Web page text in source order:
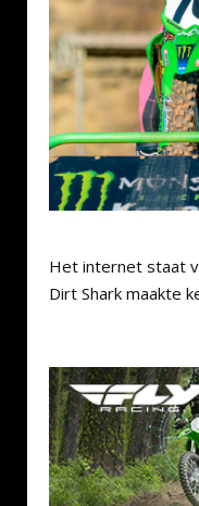
Het internet staat
Dirt Shark maakte